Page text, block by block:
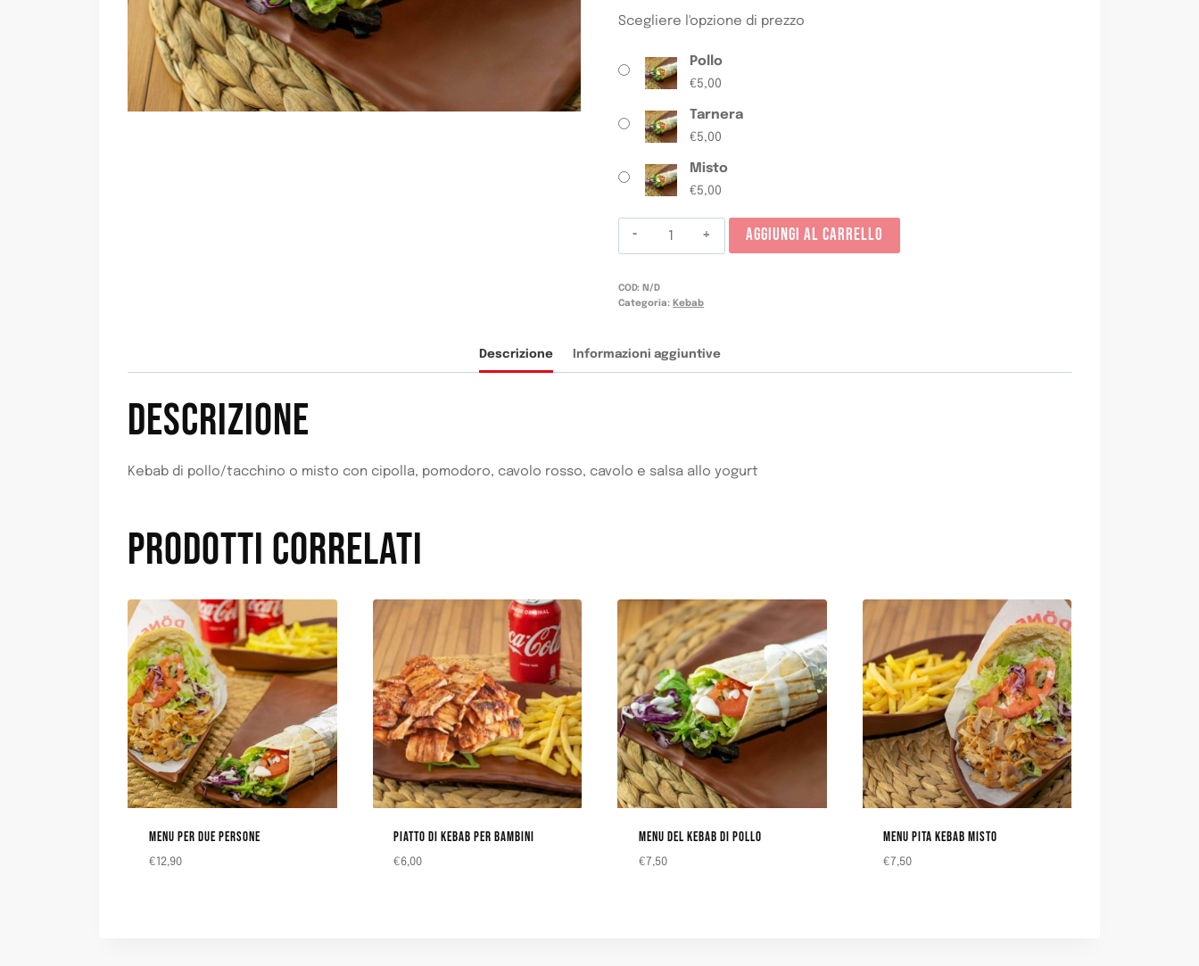
Scegliere l'opzione di prezzo
Pollo
€5,00
Tarnera
€5,00
Misto
€5,00
Kebab
Rollo
AGGIUNGI AL CARRELLO
COD: N/D
Categoria: Kebab
Descrizione Informazioni aggiuntive
DESCRIZIONE
Kebab di pollo/tacchino o misto con cipolla, pomodoro, cavolo rosso, cavolo e salsa allo yogurt
PRODOTTI CORRELATI
MENU PER DUE PERSONE
€ 12,90
PIATTO DI KEBAB PER BAMBINI
€6,00
MENU DEL KEBAB DI POLLO
€ 7,50
MENU PITA KEBAB MISTO
€ 7,50